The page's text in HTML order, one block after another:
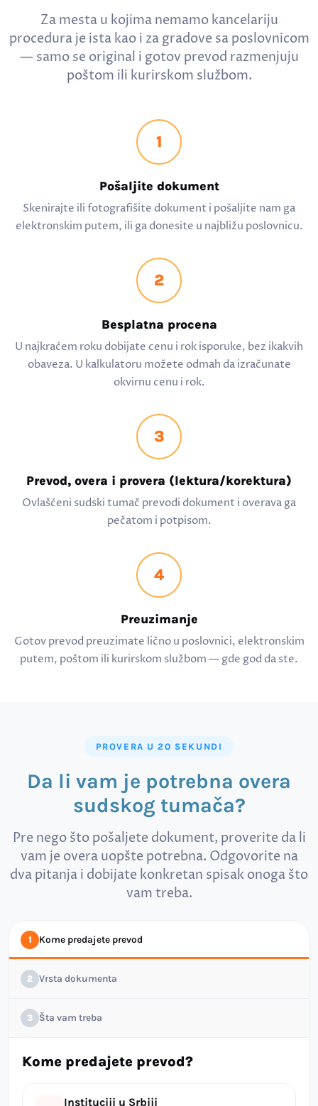
Za mesta u kojima nemamo kancelariju
procedura je ista kao i za gradove sa poslovnicom
— samo se original i gotov prevod razmenjuju
poštom ili kurirskom službom.
1
Pošaljite dokument
Skenirajte ili fotografišite dokument i pošaljite nam ga
elektronskim putem, ili ga donesite u najbližu poslovnicu.
2
Besplatna procena
U najkraćem roku dobijate cenu i rok isporuke, bez ikakvih
obaveza. U kalkulatoru možete odmah da izračunate
okvirnu cenu i rok.
3
Prevod, overa i provera (lektura/korektura)
Ovlašćeni sudski tumač prevodi dokument i overava ga
pečatom i potpisom.
4
Preuzimanje
Gotov prevod preuzimate lično u poslovnici, elektronskim
putem, poštom ili kurirskom službom — gde god da ste.
PROVERA U 20 SEKUNDI
Da li vam je potrebna overa
sudskog tumača?
Pre nego što pošaljete dokument, proverite da li
vam je overa uopšte potrebna. Odgovorite na
dva pitanja i dobijate konkretan spisak onoga što
vam treba.
1 Kome predajete prevod
2 Vrsta dokumenta
3 Šta vam treba
Kome predajete prevod?
Instituciji u Srbiji